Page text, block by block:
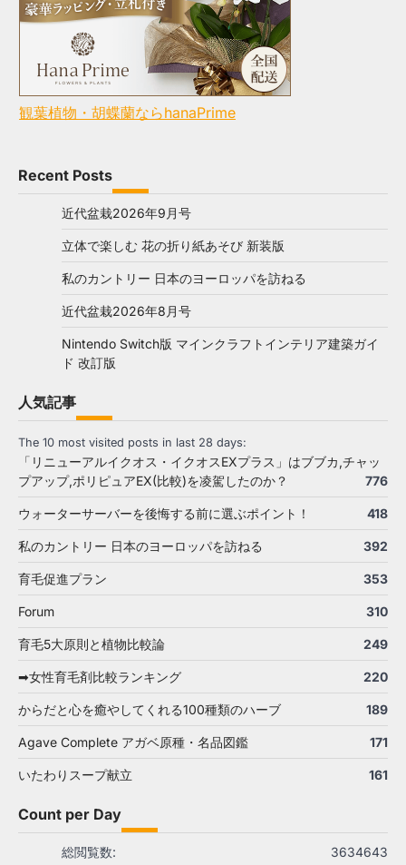
観葉植物・胡蝶蘭ならhanaPrime
Recent Posts
近代盆栽2026年9月号
立体で楽しむ 花の折り紙あそび 新装版
私のカントリー 日本のヨーロッパを訪ねる
近代盆栽2026年8月号
Nintendo Switch版 マインクラフトインテリア建築ガイ
ド 改訂版
人気記事
The 10 most visited posts in last 28 days:
「リニューアルイクオス・イクオスEXプラス」はブブカ,チャッ
プアップ,ポリピュアEX(比較)を凌駕したのか？
776
ウォーターサーバーを後悔する前に選ぶポイント！ 418
私のカントリー 日本のヨーロッパを訪ねる 392
育毛促進プラン 353
Forum 310
育毛5大原則と植物比較論 249
➡女性育毛剤比較ランキング 220
からだと心を癒やしてくれる100種類のハーブ 189
Agave Complete アガベ原種・名品図鑑 171
いたわりスープ献立 161
Count per Day
3634643
総閲覧数: